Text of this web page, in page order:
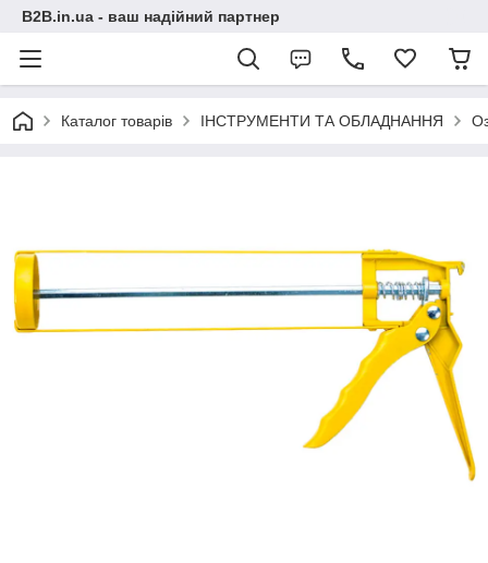
B2B.in.ua - ваш надійний партнер
Каталог товарів ІНСТРУМЕНТИ ТА ОБЛАДНАННЯ